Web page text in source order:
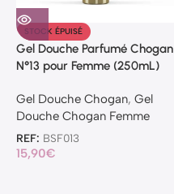
STOCK ÉPUISÉ
Gel Douche Parfumé Chogan
N°13 pour Femme (250mL)
Gel Douche Chogan, Gel
Douche Chogan Femme
REF: BSF013
15,90€